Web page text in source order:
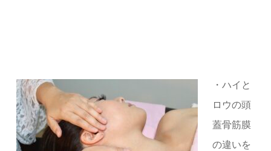
・ハイと
ロウの頭
蓋骨筋膜
の違いを